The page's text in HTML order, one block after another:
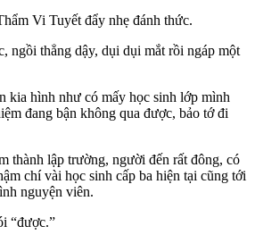
Vi Tuyết đẩy nhẹ đánh thức.
ngồi thẳng dậy, dụi dụi mắt rồi ngáp một
kia hình như có mấy học sinh lớp mình
đang bận không qua được, bảo tớ đi
thành lập trường, người đến rất đông, có
chí vài học sinh cấp ba hiện tại cũng tới
nguyện viên.
“được.”